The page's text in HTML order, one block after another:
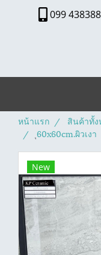
099
หน้าแรก สินค้าทั้
ุ60x60cm.ผิวเงา
New